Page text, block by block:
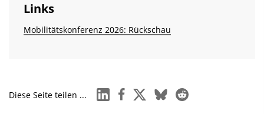
Links
Mobilitätskonferenz 2026: Rückschau
Diese Seite teilen ... linkedinfacebook
x blueskyreddit